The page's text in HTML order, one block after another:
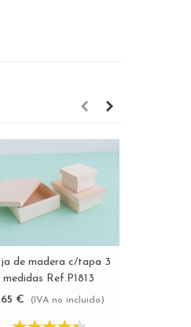
Ver más
de madera c/tapa 3
medidas Ref.P1813
€
(IVA no incluido)